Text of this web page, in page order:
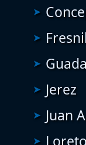
Jerez
Juan
Loreto